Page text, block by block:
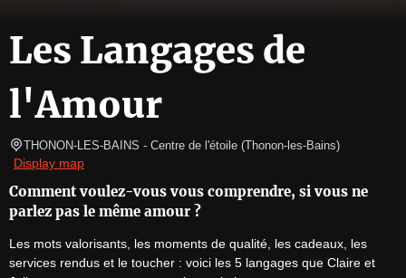
Les Langages de
l'Amour
THONON-LES-BAINS - Centre de l'étoile (Thonon-les-Bains)
Display map
Comment voulez-vous vous comprendre, si vous ne
parlez pas le même amour ?
Les mots valorisants, les moments de qualité, les cadeaux, les
services rendus et le toucher : voici les 5 langages que Claire et